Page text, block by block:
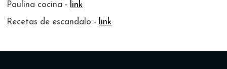
Paulina cocina - link
Recetas de escandalo - link